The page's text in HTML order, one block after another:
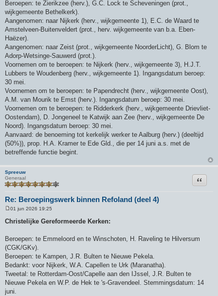
Beroepen: te Zierikzee (herv.), G.C. Lock te Scheveningen (prot.,
wijkgemeente Bethelkerk).
Aangenomen: naar Nijkerk (herv., wijkgemeente 1), E.C. de Waard te
Amstelveen-Buitenveldert (prot., herv. wijkgemeente van b.a. Eben-
Haëzer).
Aangenomen: naar Zeist (prot., wijkgemeente NoorderLicht), G. Blom te
Adorp-Wetsinge-Sauwerd (prot.).
Voornemen om te beroepen: te Nijkerk (herv., wijkgemeente 3), H.J.T.
Lubbers te Woudenberg (herv., wijkgemeente 1). Ingangsdatum beroep:
30 mei.
Voornemen om te beroepen: te Papendrecht (herv., wijkgemeente Oost),
A.M. van Mourik te Emst (herv.). Ingangsdatum beroep: 30 mei.
Voornemen om te beroepen: te Ridderkerk (herv., wijkgemeente Drievliet-
Oostendam), D. Jongeneel te Katwijk aan Zee (herv., wijkgemeente De
Noord). Ingangsdatum beroep: 30 mei.
Aanvaard: de benoeming tot kerkelijk werker te Aalburg (herv.) (deeltijd
(50%)), prop. H.A. Kramer te Ede Gld., die per 14 juni a.s. met de
betreffende functie begint.
Spreeuw
Generaal
Re: Beroepingswerk binnen Refoland (deel 4)
Citeer
e
r
h
t
01 jun 2026 19:25
Christelijke Gereformeerde Kerken:
Beroepen: te Emmeloord en te Winschoten, H. Raveling te Hilversum
(CGK/GKv).
Beroepen: te Kampen, J.R. Bulten te Nieuwe Pekela.
Bedankt: voor Nijkerk, W.A. Capellen te Urk (Maranatha).
Tweetal: te Rotterdam-Oost/Capelle aan den IJssel, J.R. Bulten te
Nieuwe Pekela en W.P. de Hek te 's-Gravendeel. Stemmingsdatum: 14
juni.